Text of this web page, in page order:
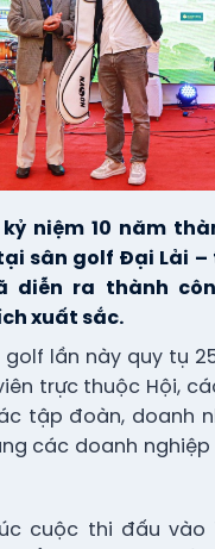
niệm 10 năm
sân golf Đại Lải –
diễn ra thành
xuất sắc.
lần này quy tụ
trực thuộc Hội,
tập đoàn, doanh
các doanh
cuộc thi đấu vào